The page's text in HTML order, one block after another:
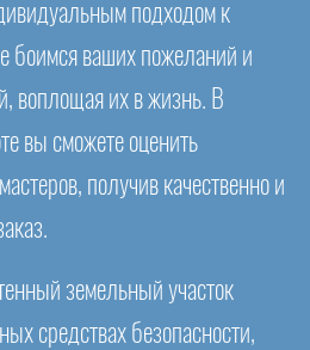
подходом к
боимся ваших пожеланий и
воплощая их в жизнь. В
вы сможете оценить
получив качественно и
земельный участок
средствах безопасности,